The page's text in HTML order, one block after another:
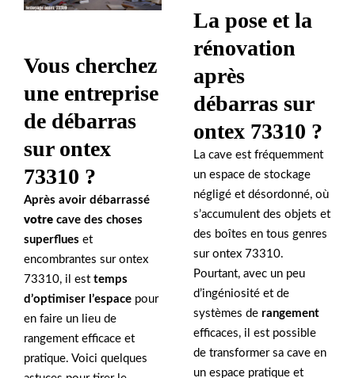
Vous cherchez
une entreprise
de débarras
sur ontex
73310 ?
Après avoir débarrassé
votre cave des choses
superflues et
encombrantes sur ontex
73310, il est temps
d’optimiser l’espace pour
en faire un lieu de
rangement efficace et
pratique. Voici quelques
La pose et la
rénovation
après
débarras sur
ontex 73310 ?
La cave est fréquemment
un espace de stockage
négligé et désordonné, où
s’accumulent des objets et
des boîtes en tous genres
sur ontex 73310.
Pourtant, avec un peu
d’ingéniosité et de
systèmes de rangement
efficaces, il est possible
de transformer sa cave en
un espace pratique et